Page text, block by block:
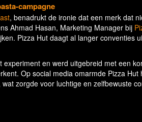
campagne
, benadrukt de ironie dat een merk dat
Ahmad Hasan, Marketing Manager bij
Pizza Hut daagt al langer conventies
en werd uitgebreid met een
Op social media omarmde Pizza Hut
zorgde voor luchtige en zelfbewuste